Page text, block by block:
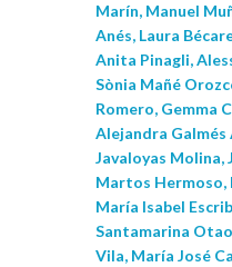
Marín, Manuel
Anés, Laura
Anita Pinagli,
Sònia Mañé
Romero, Gemma
Alejandra Galmés
Javaloyas Molina,
Martos Hermoso,
María Isabel
Santamarina
Vila, María José